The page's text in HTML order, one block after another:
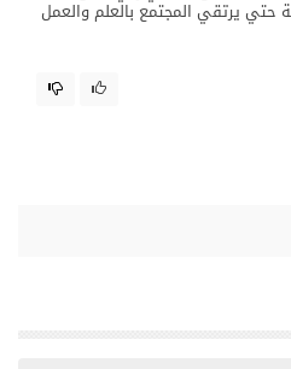
يرتقي المجتمع بالعلم والعمل